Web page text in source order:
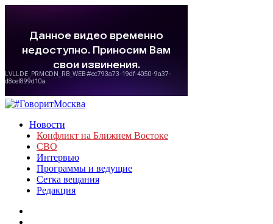
Новости
Конфликт на Ближнем Востоке
СВО
Интервью
Программы и ведущие
Сетка вещания
Редакция